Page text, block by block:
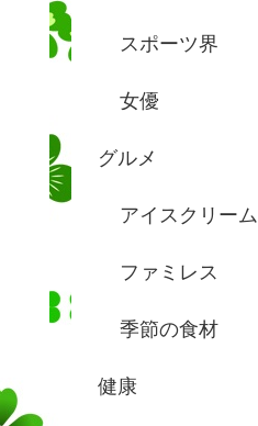
スポーツ界
女優
グルメ
アイスクリーム
ファミレス
季節の食材
健康